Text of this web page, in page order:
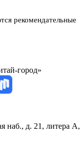
рекомендательные
город»
наб., д. 21, литера А,